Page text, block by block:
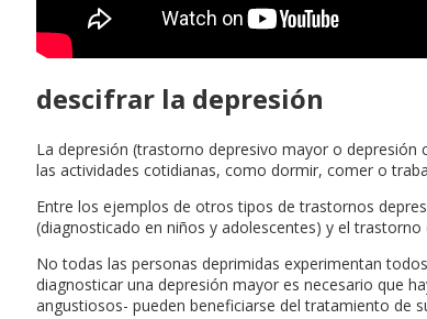
descifrar la depresión
La depresión (trastorno depresivo mayor o
las actividades cotidianas, como dormir, comer o
Entre los ejemplos de otros tipos de trastornos
(diagnosticado en niños y adolescentes) y el
No todas las personas deprimidas experimentan
diagnosticar una depresión mayor es necesario que
angustiosos- pueden beneficiarse del tratamiento de